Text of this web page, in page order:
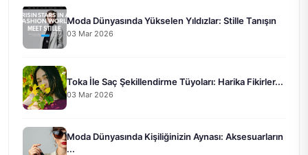
Moda Dünyasında Yükselen Yıldızlar: Stille Tanışın
03 Mar 2026
Toka İle Saç Şekillendirme Tüyoları: Harika Fikirler...
03 Mar 2026
Moda Dünyasında Kişiliğinizin Aynası: Aksesuarların
...